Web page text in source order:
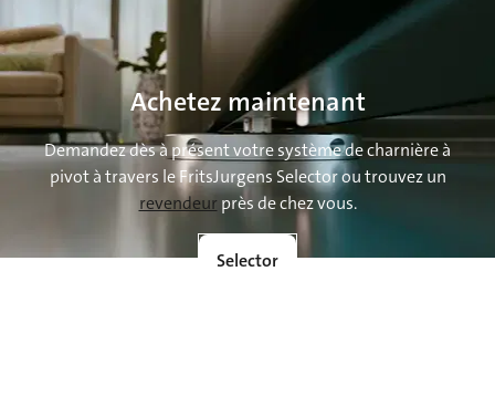
Achetez maintenant
Demandez dès à présent votre système de charnière à
pivot à travers le FritsJurgens Selector ou trouvez un
revendeur près de chez vous.
Selector